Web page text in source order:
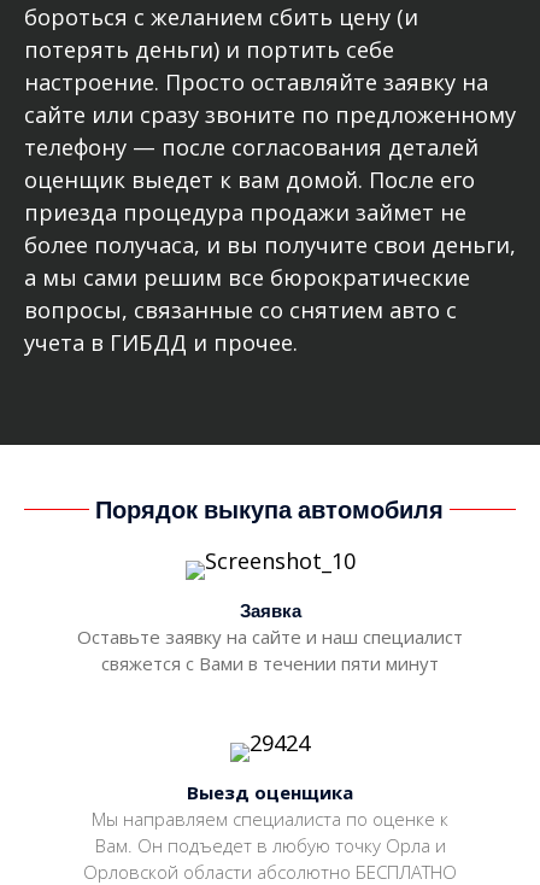
бороться с желанием сбить цену (и
потерять деньги) и портить себе
настроение. Просто оставляйте заявку на
сайте или сразу звоните по предложенному
телефону — после согласования деталей
оценщик выедет к вам домой. После его
приезда процедура продажи займет не
более получаса, и вы получите свои деньги,
а мы сами решим все бюрократические
вопросы, связанные со снятием авто с
учета в ГИБДД и прочее.
Порядок выкупа автомобиля
Заявка
Оставьте заявку на сайте и наш специалист
свяжется с Вами в течении пяти минут
Выезд оценщика
Мы направляем специалиста по оценке к
Вам. Он подъедет в любую точку Орла и
Орловской области абсолютно БЕСПЛАТНО